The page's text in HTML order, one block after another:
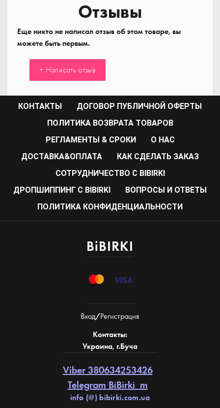
Отзывы
Еще никто не написал отзыв об этом товаре, вы
можете быть первым.
+ Написать отзыв
КОНТАКТЫ
ДОГОВОР ПУБЛИЧНОЙ ОФЕРТЫ
ПОЛИТИКА ВОЗВРАТА ТОВАРОВ
РЕГЛАМЕНТЫ & СРОКИ
О НАС
ДОСТАВКА&ОПЛАТА
КАК СДЕЛАТЬ ЗАКАЗ
CОТРУДНИЧЕСТВО С BIBIRKI
ДРОПШИППИНГ С BIBIRKI
ВОПРОСЫ И ОТВЕТЫ
ПОЛИТИКА КОНФИДЕНЦИАЛЬНОСТИ
BiBIRKI
Вход/Регистрация
Контакты:
Украина, г.Буча
Viber 380634253426
Telegram BiBirki_m
info (@) bibirki.com.ua